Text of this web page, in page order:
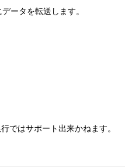
ータを転送します。
ではサポート出来かねます。